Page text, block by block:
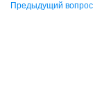
Предыдущий вопрос